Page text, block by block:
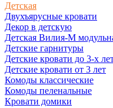
Детская
Двухъярусные кровати
Декор в детскую
Детская Вилия-М
Детские гарнитуры
Детские кровати до 3-х
Детские кровати от 3 лет
Комоды классические
Комоды пеленальные
Кровати домики